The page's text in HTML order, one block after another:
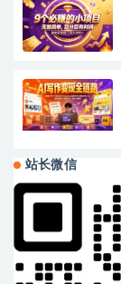
站长微信